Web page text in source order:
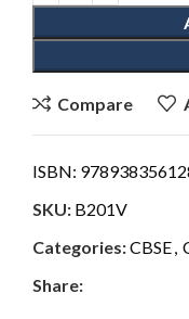
Compare
ISBN:
SKU: B201V
Categories:CBSE,
Share: